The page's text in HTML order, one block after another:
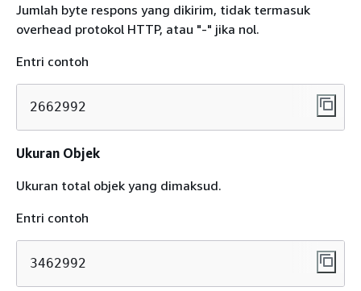
Jumlah byte respons yang dikirim, tidak termasuk
overhead protokol HTTP, atau "-" jika nol.
Entri contoh
2662992
Ukuran Objek
Ukuran total objek yang dimaksud.
Entri contoh
3462992